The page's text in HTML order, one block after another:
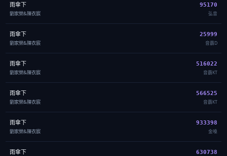
雨傘下
劉家榮&陳衣宸
95170
弘音
雨傘下
劉家榮&陳衣宸
25999
音霸D
雨傘下
劉家榮&陳衣宸
516022
音霸KT
雨傘下
劉家榮&陳衣宸
566525
音霸KT
雨傘下
劉家榮&陳衣宸
933398
金嗓
雨傘下 630738